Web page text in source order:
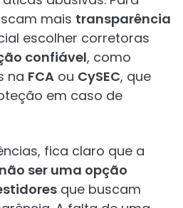
mais transparência
escolher corretoras
confiável, como
na FCA ou CySEC, que
em caso de
fica claro que a
ser uma opção
que buscam